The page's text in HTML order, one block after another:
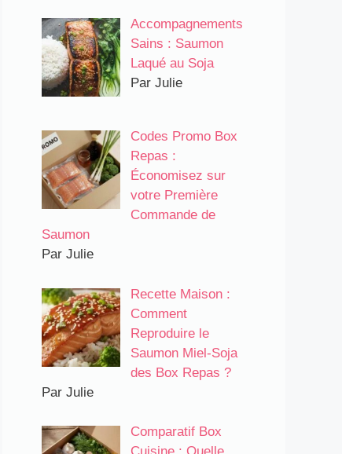
Accompagnements
Sains : Saumon
Laqué au Soja
Par Julie
Codes Promo Box
Repas :
Économisez sur
votre Première
Commande de
Saumon
Par Julie
Recette Maison :
Comment
Reproduire le
Saumon Miel-Soja
des Box Repas ?
Par Julie
Comparatif Box